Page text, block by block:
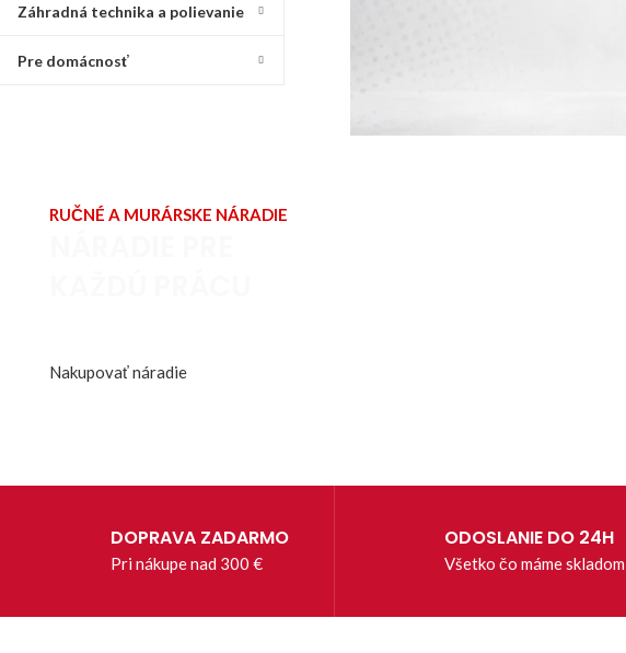
Záhradná technika a polievanie
Pre domácnosť
RUČNÉ A MURÁRSKE NÁRADIE
Nakupovať náradie
DOPRAVA ZADARMO
Pri nákupe nad 300 €
ODOSLANIE DO 24H
Všetko čo máme skladom